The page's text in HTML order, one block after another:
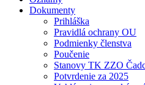
Dokumenty
Prihláška
Pravidlá ochrany OU
Podmienky členstva
Poučenie
Stanovy TK ZZO
Potvrdenie za 2025